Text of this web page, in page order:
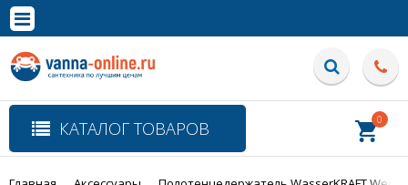
Полная версия сайта
КАТАЛОГ ТОВАРОВ 0